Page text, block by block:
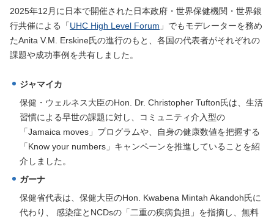
2025年12月に日本で開催された日本政府・世界保健機関・世界銀
行共催による「UHC High Level Forum 」でもモデレーターを務め
たAnita V.M. Erskine氏の進行のもと、各国の代表者がそれぞれの
課題や成功事例を共有しました。
ジャマイカ
保健・ウェルネス大臣のHon. Dr. Christopher Tufton氏は、生活
習慣による早世の課題に対し、コミュニティ介入型の
「Jamaica moves」プログラムや、自身の健康数値を把握する
「Know your numbers」キャンペーンを推進していることを紹
介しました。
ガーナ
保健省代表は、保健大臣のHon. Kwabena Mintah Akandoh氏に
代わり、 感染症とNCDsの「二重の疾病負担」を指摘し、無料